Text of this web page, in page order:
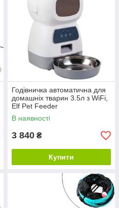
Годівничка автоматична для
домашніх тварин 3.5л з WiFi,
Elf Pet Feeder
В наявності
3 840 ₴
Купити